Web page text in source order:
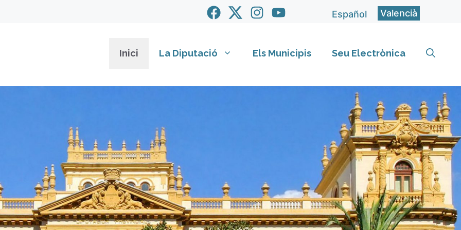
Español Valencià
Inici La Diputació Els Municipis Seu Electrònica